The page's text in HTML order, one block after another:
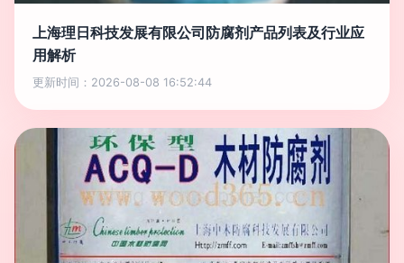
上海理日科技发展有限公司防腐剂产品列表及行业应
用解析
更新时间：2026-08-08 16:52:44